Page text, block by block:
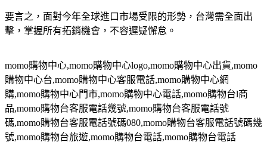
要言之，面對今年全球進口市場受限的形勢，台灣需全面出
擊，掌握所有拓銷機會，不容遲疑懈怠。
momo購物中心,momo購物中心logo,momo購物中心出貨,momo
購物中心台,momo購物中心客服電話,momo購物中心網
購,momo購物中心門市,momo購物中心電話,momo購物台l商
品,momo購物台客服電話幾號,momo購物台客服電話號
碼,momo購物台客服電話號碼080,momo購物台客服電話號碼幾
號,momo購物台旅遊,momo購物台電話,momo購物台電話